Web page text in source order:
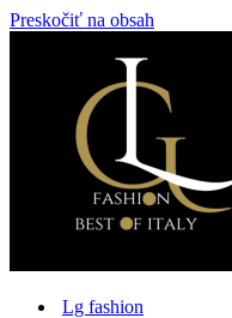
Preskočiť na obsah
Lg fashion